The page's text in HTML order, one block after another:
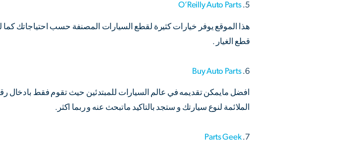
5.
O’Reilly Auto Parts
هذا الموقع يوفر خيارات كثيرة لقطع السيارات المصنفة حسب احتياجاتك
قطع الغيار .
6.
Buy Auto Parts
افضل مايمكن تقديمه في عالم السيارات للمبتدئين حيث تقوم فقط بادخال
الملائمة لنوع سيارتك و ستجد بالتاكيد ماتبحث عنه و ربما اكثر.
7.
Parts Geek